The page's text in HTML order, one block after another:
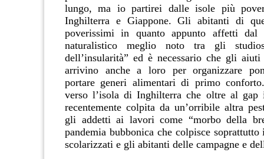
lungo, ma io partirei dalle isole più
Inghilterra e Giappone. Gli abitanti di
poverissimi in quanto appunto affetti dal
naturalistico meglio noto tra gli
dell’insularità” ed è necessario che gli
arrivino anche a loro per organizzare
portare generi alimentari di primo
verso l’isola di Inghilterra che oltre al gap
recentemente colpita da un’orribile altra
gli addetti ai lavori come “morbo della
pandemia bubbonica che colpisce
scolarizzati e gli abitanti delle campagne e